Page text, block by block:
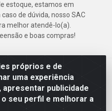
próprios e de
uma experiência
apresentar publicidade
seu perfil e melhorar a
estoque, estamos em
de dúvida, nosso SAC
melhor atendê-lo(a).
e boas compras!
Mascarenhas de Morais, 2471 -
001 - CNPJ 24.150.377/0003-